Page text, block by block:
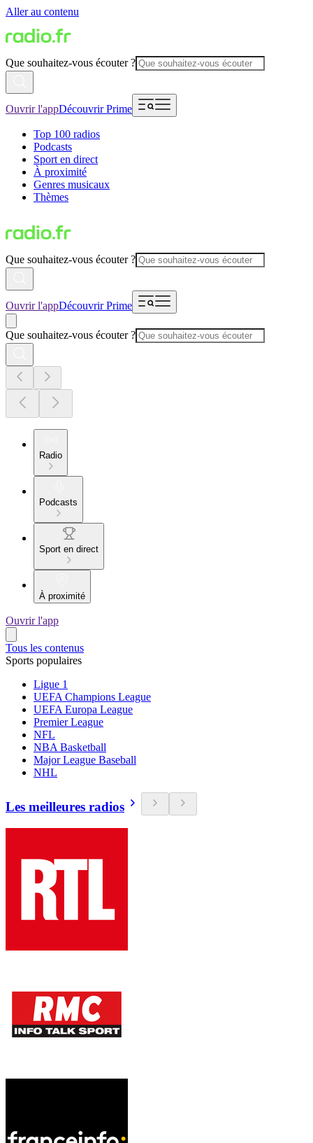
Aller au contenu
Que souhaitez-vous écouter ?
Ouvrir l'appDécouvrir Prime
Top 100 radios
Podcasts
Sport en direct
À proximité
Genres musicaux
Thèmes
Que souhaitez-vous écouter ?
Ouvrir l'appDécouvrir Prime
Que souhaitez-vous écouter ?
Radio
Podcasts
Sport en direct
À proximité
Ouvrir l'app
Tous les contenus
Sports populaires
Ligue 1
UEFA Champions League
UEFA Europa League
Premier League
NFL
NBA Basketball
Major League Baseball
NHL
Les meilleures radios